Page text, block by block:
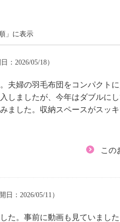
」に表示
：2026/05/18）
夫婦の羽毛布団をコンパクト
しましたが、今年はダブルにし
ました。収納スペースがスッ
この
日：2026/05/11）
た。事前に動画も見ていまし